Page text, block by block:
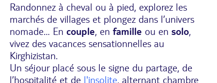
Randonnez à cheval ou à pied, explorez les
marchés de villages et plongez dans l’univers
nomade… En couple, en famille ou en solo,
vivez des vacances sensationnelles au
Kirghizistan.
Un séjour placé sous le signe du partage, de
l’hospitalité et de l'insolite, alternant chambre